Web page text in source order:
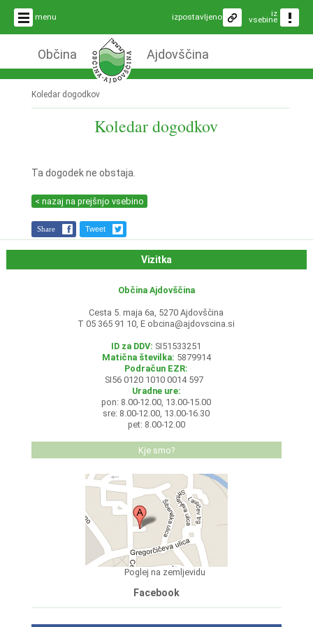
menu iz
vsebine
izpostavljeno
Občina Ajdovščina
Koledar dogodkov
Koledar dogodkov
Ta dogodek ne obstaja.
< nazaj na prejšnjo vsebino
Share Tweet
Vizitka
Občina Ajdovščina
Cesta 5. maja 6a, 5270 Ajdovščina
T 05 365 91 10, E obcina@ajdovscina.si
ID za DDV: SI51533251
Matična številka: 5879914
Podračun EZR:
SI56 0120 1010 0014 597
Uradne ure:
pon: 8.00-12.00, 13.00-15.00
sre: 8.00-12.00, 13.00-16.30
pet: 8.00-12.00
Kje smo?
Poglej na zemljevidu
Facebook